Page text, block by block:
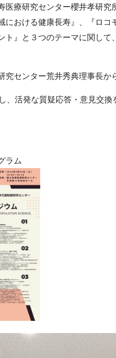
療研究センター櫻井孝研究
における健康長寿』、『ロ
ト』と３つのテーマに関し
センター荒井秀典理事長か
、活発な質疑応答・意見交換
ム